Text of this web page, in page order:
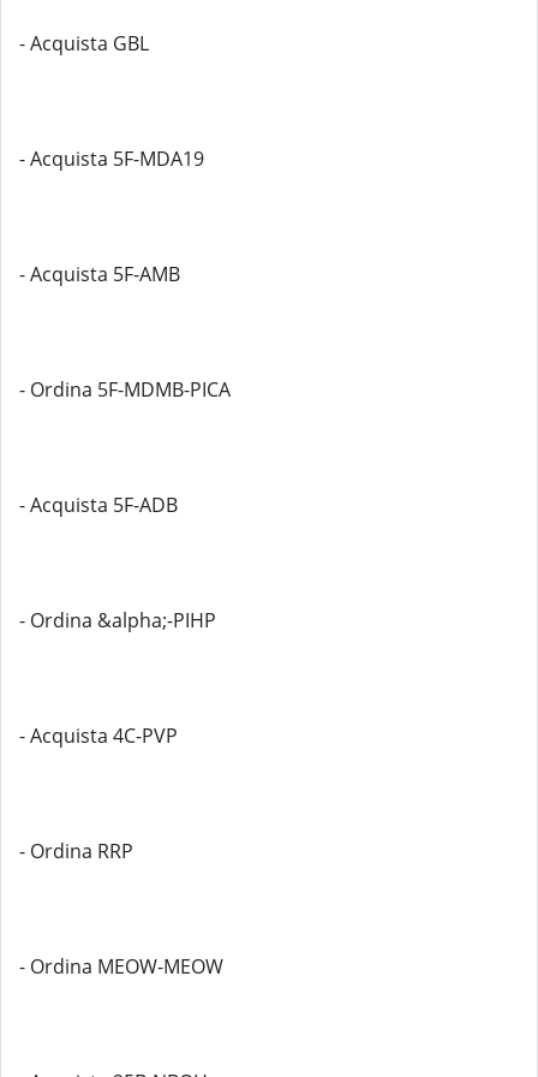
- Acquista GBL
- Acquista 5F-MDA19
- Acquista 5F-AMB
- Ordina 5F-MDMB-PICA
- Acquista 5F-ADB
- Ordina &alpha;-PIHP
- Acquista 4C-PVP
- Ordina RRP
- Ordina MEOW-MEOW